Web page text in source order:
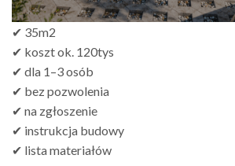
✔ 35m2
✔ koszt ok. 120tys
✔ dla 1–3 osób
✔ bez pozwolenia
✔ na zgłoszenie
✔ instrukcja budowy
✔ lista materiałów